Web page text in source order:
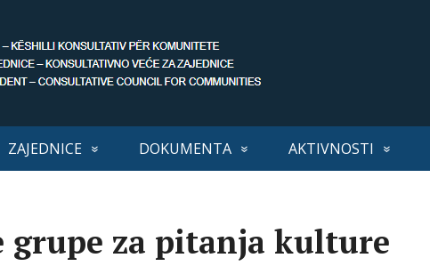
ZAJEDNICE DOKUMENTA AKTIVNOSTI
grupe za pitanja kulture